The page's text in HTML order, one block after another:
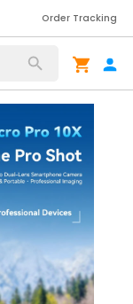
Order Tracking